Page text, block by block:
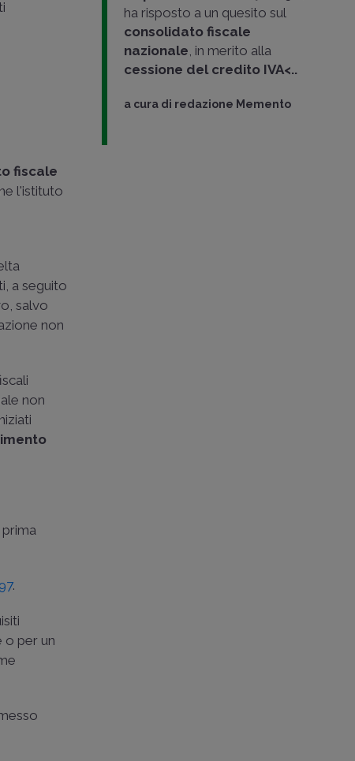
fiscale
l'istituto
a seguito
salvo
non
non
.
o per un
ha risposto a un quesito sul
consolidato fiscale
nazionale, in merito alla
cessione del credito IVA<..
a cura di redazione Memento